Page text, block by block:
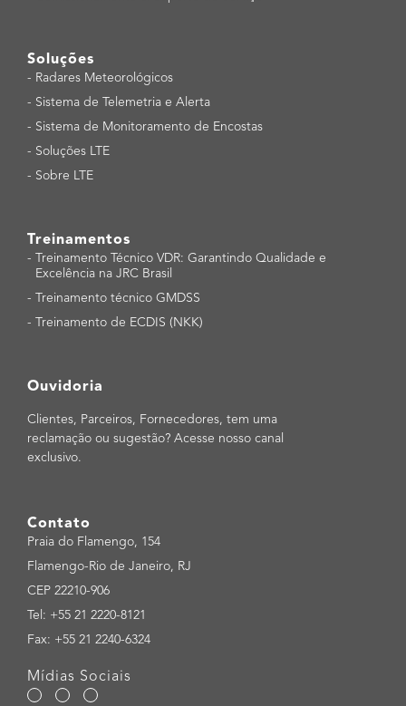
Soluções
- Radares Meteorológicos
- Sistema de Telemetria e Alerta
- Sistema de Monitoramento de Encostas
- Soluções LTE
- Sobre LTE
Treinamentos
- Treinamento Técnico VDR: Garantindo Qualidade e
Excelência na JRC Brasil
- Treinamento técnico GMDSS
- Treinamento de ECDIS (NKK)
Ouvidoria
Clientes, Parceiros, Fornecedores, tem uma
reclamação ou sugestão? Acesse nosso canal
exclusivo.
Contato
Praia do Flamengo, 154
Flamengo-Rio de Janeiro, RJ
CEP 22210-906
Tel: +55 21 2220-8121
Fax: +55 21 2240-6324
Mídias Sociais